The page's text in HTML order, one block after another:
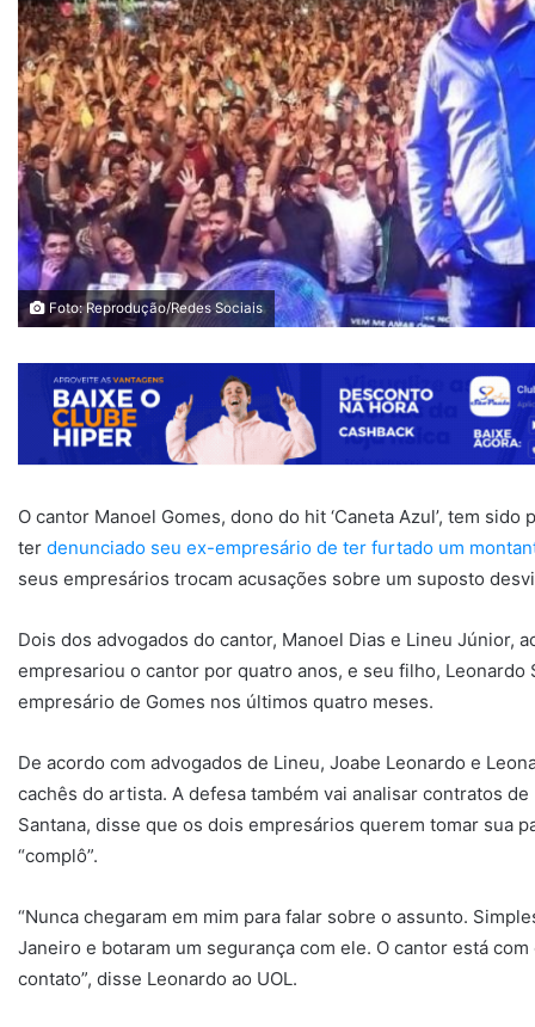
Foto: Reprodução/Redes Sociais
O cantor Manoel Gomes, dono do hit ‘Caneta Azul’, tem
ter denunciado seu ex-empresário de ter furtado um
seus empresários trocam acusações sobre um suposto
Dois dos advogados do cantor, Manoel Dias e Lineu Júnior,
empresariou o cantor por quatro anos, e seu filho, Leonardo
empresário de Gomes nos últimos quatro meses.
De acordo com advogados de Lineu, Joabe Leonardo e
cachês do artista. A defesa também vai analisar contratos
Santana, disse que os dois empresários querem tomar sua
“complô”.
“Nunca chegaram em mim para falar sobre o assunto.
Janeiro e botaram um segurança com ele. O cantor está
contato”, disse Leonardo ao UOL.